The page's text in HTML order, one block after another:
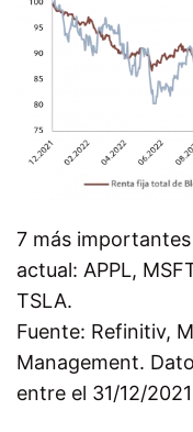
7 más
actual: APPL,
TSLA.
Fuente: Refinitiv,
Management.
entre el 31/12/